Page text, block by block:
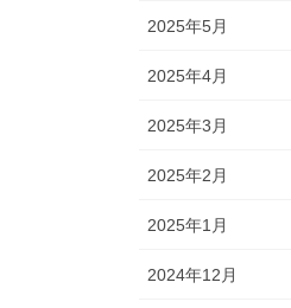
2025年5月
2025年4月
2025年3月
2025年2月
2025年1月
2024年12月